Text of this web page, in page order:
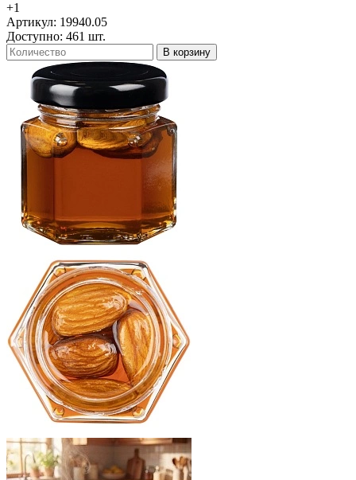
+1
Артикул: 19940.05
Доступно: 461 шт.
В корзину